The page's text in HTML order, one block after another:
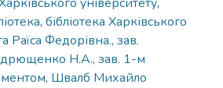
, бібліотека Харківського
Раїса Федорівна., зав.
Н.А., зав. 1-м
, Швалб Михайло